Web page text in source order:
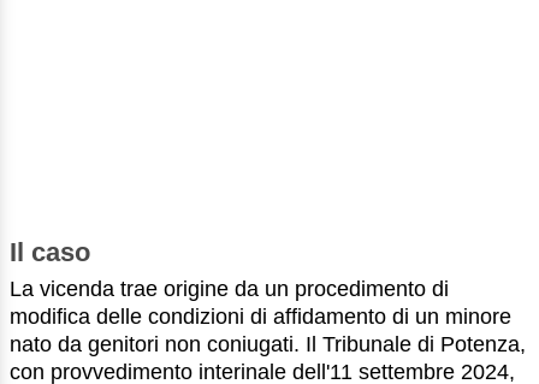
Il caso
La vicenda trae origine da un procedimento di
modifica delle condizioni di affidamento di un minore
nato da genitori non coniugati. Il Tribunale di Potenza,
con provvedimento interinale dell'11 settembre 2024,